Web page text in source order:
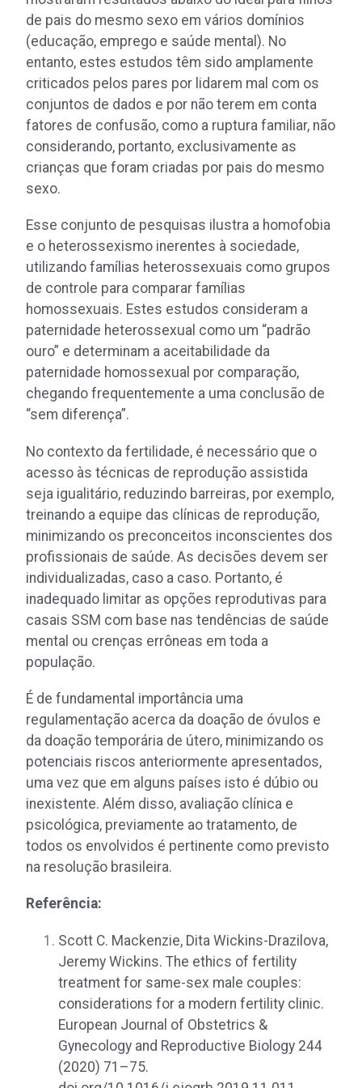
de pais do mesmo sexo em vários domínios
(educação, emprego e saúde mental). No
entanto, estes estudos têm sido amplamente
criticados pelos pares por lidarem mal com os
conjuntos de dados e por não terem em conta
fatores de confusão, como a ruptura familiar, não
considerando, portanto, exclusivamente as
crianças que foram criadas por pais do mesmo
sexo.
Esse conjunto de pesquisas ilustra a homofobia
e o heterossexismo inerentes à sociedade,
utilizando famílias heterossexuais como grupos
de controle para comparar famílias
homossexuais. Estes estudos consideram a
paternidade heterossexual como um “padrão
ouro” e determinam a aceitabilidade da
paternidade homossexual por comparação,
chegando frequentemente a uma conclusão de
“sem diferença”.
No contexto da fertilidade, é necessário que o
acesso às técnicas de reprodução assistida
seja igualitário, reduzindo barreiras, por exemplo,
treinando a equipe das clínicas de reprodução,
minimizando os preconceitos inconscientes dos
profissionais de saúde. As decisões devem ser
individualizadas, caso a caso. Portanto, é
inadequado limitar as opções reprodutivas para
casais SSM com base nas tendências de saúde
mental ou crenças errôneas em toda a
população.
É de fundamental importância uma
regulamentação acerca da doação de óvulos e
da doação temporária de útero, minimizando os
potenciais riscos anteriormente apresentados,
uma vez que em alguns países isto é dúbio ou
inexistente. Além disso, avaliação clínica e
psicológica, previamente ao tratamento, de
todos os envolvidos é pertinente como previsto
na resolução brasileira.
Referência:
Scott C. Mackenzie, Dita Wickins-Drazilova,
Jeremy Wickins. The ethics of fertility
treatment for same-sex male couples:
considerations for a modern fertility clinic.
European Journal of Obstetrics &
Gynecology and Reproductive Biology 244
(2020) 71–75.